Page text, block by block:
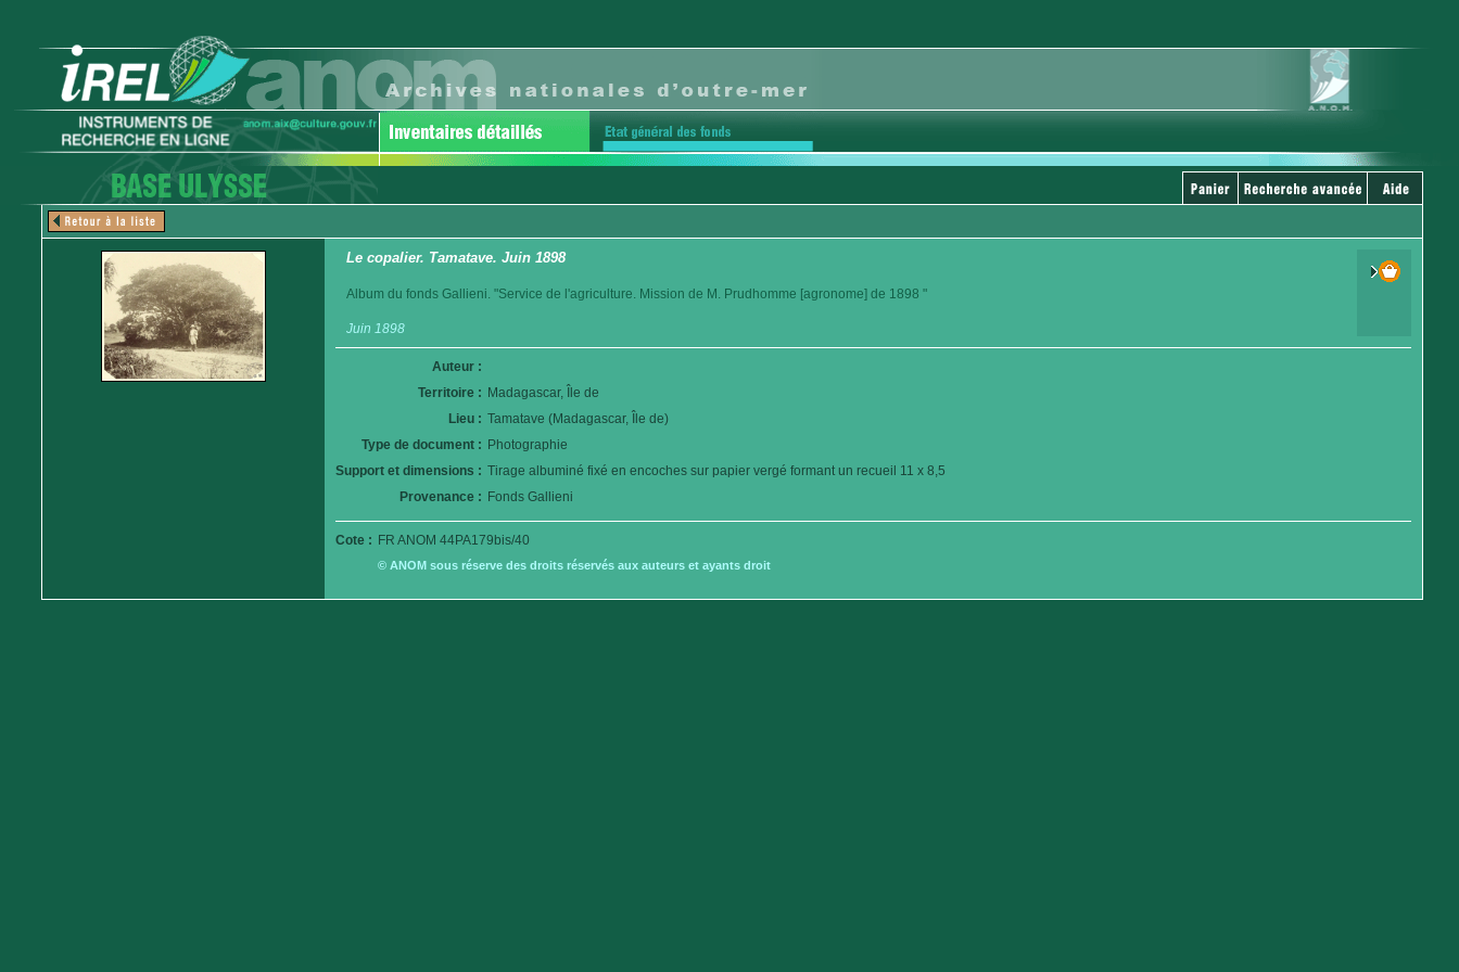
Le copalier. Tamatave. Juin 1898
Album du fonds Gallieni. "Service de l'agriculture. Mission de M. Prudhomme [agronome] de 1898 "
Juin 1898
Auteur :
Territoire : Madagascar, Île de
Lieu : Tamatave (Madagascar, Île de)
Type de document : Photographie
Support et dimensions : Tirage albuminé fixé en encoches sur papier vergé formant un recueil 11 x 8,5
Provenance : Fonds Gallieni
Cote : FR ANOM 44PA179bis/40
© ANOM sous réserve des droits réservés aux auteurs et ayants droit